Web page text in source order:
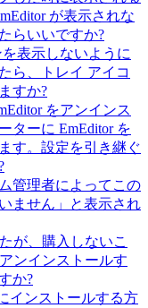
が表示されな
らいいですか?
表示しないように
ら、トレイ アイコ
すか?
をアンインス
ターに EmEditor を
す。設定を引き継ぐ
管理者によってこの
ません」と表示され
が、購入しないこ
ンインストールす
か?
インストールする方